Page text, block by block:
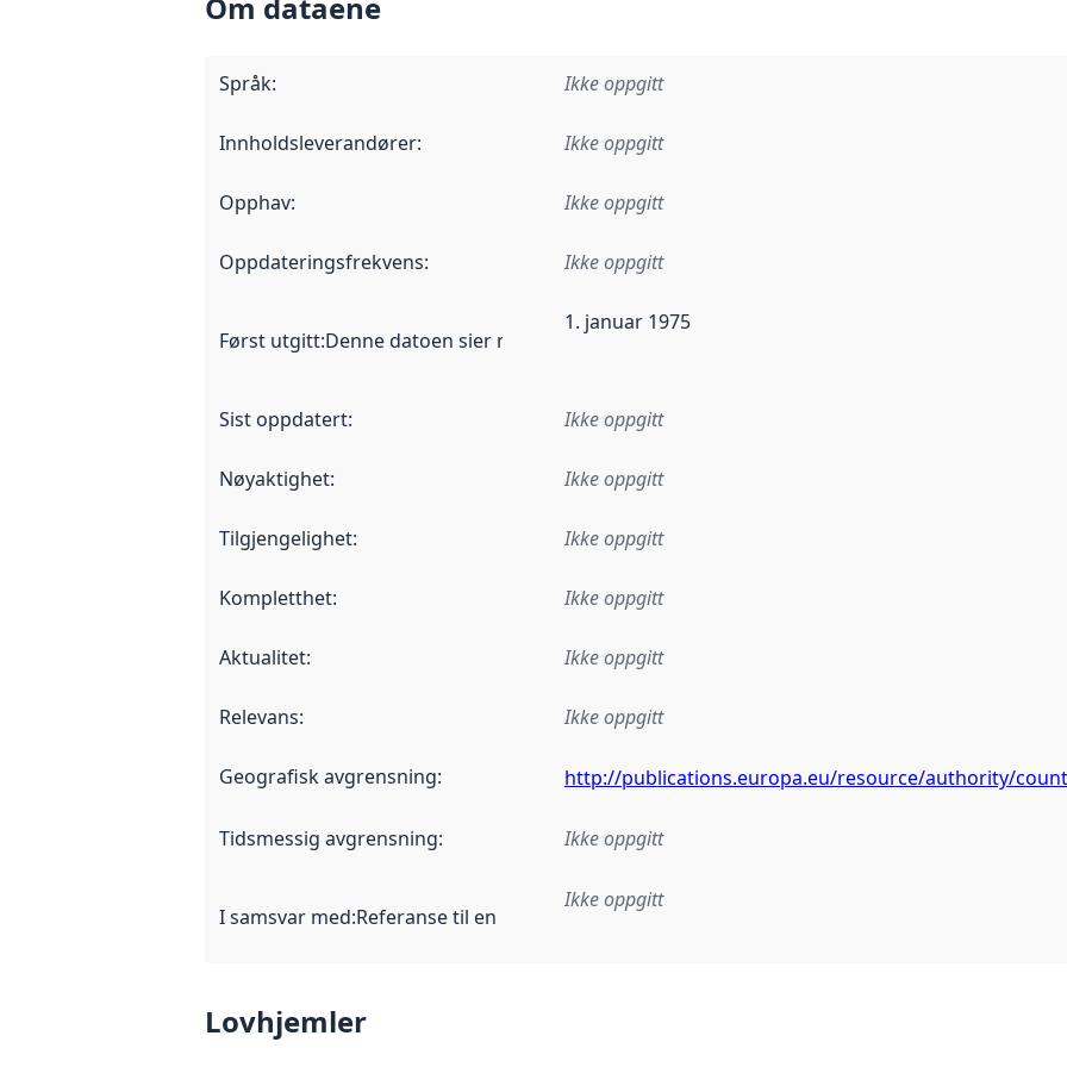
Om dataene
Språk: Ikke oppgitt
Innholdsleverandører: Ikke oppgitt
Opphav: Ikke oppgitt
Oppdateringsfrekvens: Ikke oppgitt
Først utgitt:Denne datoen sier når dataene i dette datasettet første gang ble utgitt. Det kan
1. januar 1975
Sist oppdatert: Ikke oppgitt
Nøyaktighet: Ikke oppgitt
Tilgjengelighet: Ikke oppgitt
Kompletthet: Ikke oppgitt
Aktualitet: Ikke oppgitt
Relevans: Ikke oppgitt
Geografisk avgrensning: http://publications.europa.eu/resource/authority/
Tidsmessig avgrensning: Ikke oppgitt
I samsvar med:Referanse til en implementasjonsregel eller annen spesifikasjon, som ligger
Ikke oppgitt
Lovhjemler